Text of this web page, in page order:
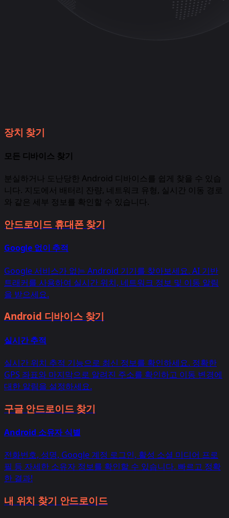
장치 찾기
모든 디바이스 찾기
분실하거나 도난당한 Android 디바이스를 쉽게 찾을 수 있습
니다. 지도에서 배터리 잔량, 네트워크 유형, 실시간 이동 경로
와 같은 세부 정보를 확인할 수 있습니다.
안드로이드 휴대폰 찾기
Google 없이 추적
Google 서비스가 없는 Android 기기를 찾아보세요. AI 기반
트래커를 사용하여 실시간 위치, 네트워크 정보 및 이동 알림
을 받으세요.
Android 디바이스 찾기
실시간 추적
실시간 위치 추적 기능으로 최신 정보를 확인하세요. 정확한
GPS 좌표와 마지막으로 알려진 주소를 확인하고 이동 변경에
대한 알림을 설정하세요.
구글 안드로이드 찾기
Android 소유자 식별
전화번호, 성명, Google 계정 로그인, 활성 소셜 미디어 프로
필 등 자세한 소유자 정보를 확인할 수 있습니다. 빠르고 정확
한 결과!
내 위치 찾기 안드로이드